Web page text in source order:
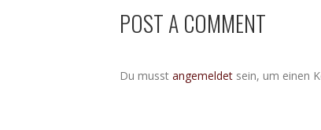
POST A COMMENT
Du musst angemeldet sein, um einen